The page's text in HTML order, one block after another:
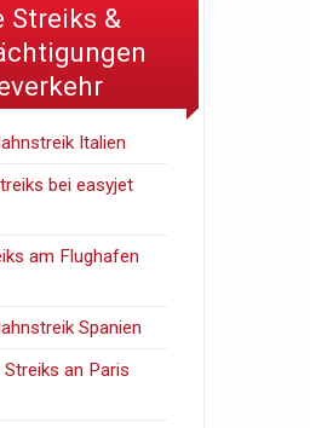
Streiks &
Italien
bei easyjet
am Flughafen
Spanien
an Paris